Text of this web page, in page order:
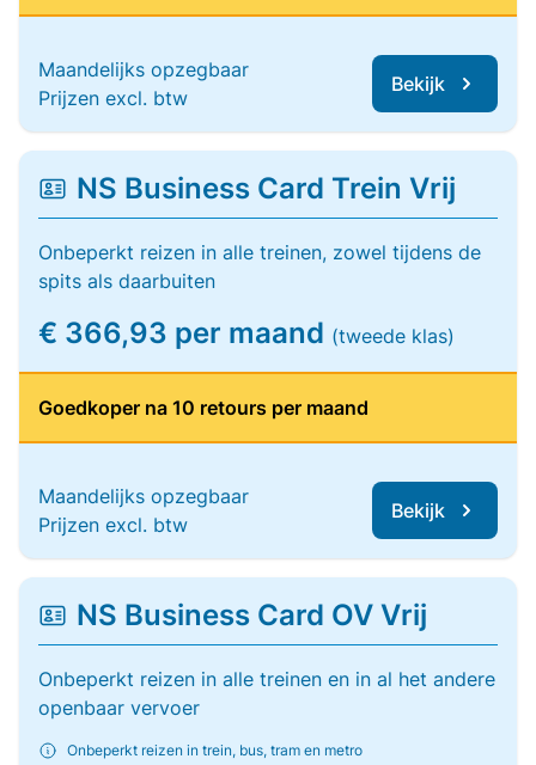
Maandelijks opzegbaar
Prijzen excl. btw
Bekijk
NS Business Card Trein Vrij
Onbeperkt reizen in alle treinen, zowel tijdens de
spits als daarbuiten
€ 366,93 per maand (tweede klas)
Goedkoper na 10 retours per maand
Maandelijks opzegbaar
Prijzen excl. btw
Bekijk
NS Business Card OV Vrij
Onbeperkt reizen in alle treinen en in al het andere
openbaar vervoer
Onbeperkt reizen in trein, bus, tram en metro